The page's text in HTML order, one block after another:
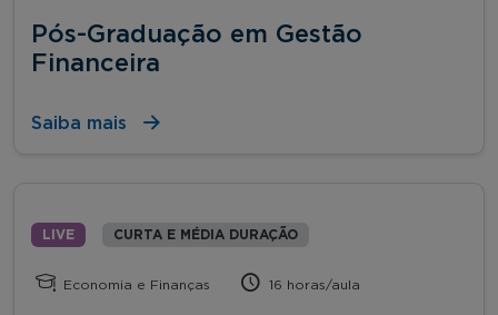
Pós-Graduação em Gestão
Financeira
Saiba mais
LIVE CURTA E MÉDIA DURAÇÃO
Economia e Finanças 16 horas/aula